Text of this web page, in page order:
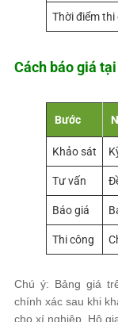
Thời điểm thi
Cách báo giá tại
Bước
Khảo sát
Tư vấn
Báo giá
Thi công
Chú ý: Bảng giá
chính xác sau khi
cho xí nghiệp. Hộ